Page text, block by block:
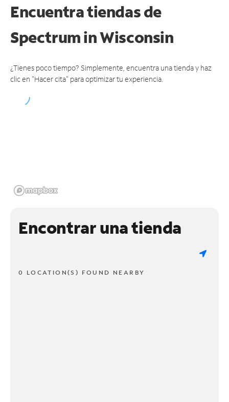
Encuentra tiendas de
Spectrumin Wisconsin
¿Tienes poco tiempo? Simplemente, encuentra una tienda y haz
clic en "Hacer cita" para optimizar tu experiencia.
Encontrar una tienda
0 LOCATION(S) FOUND NEARBY